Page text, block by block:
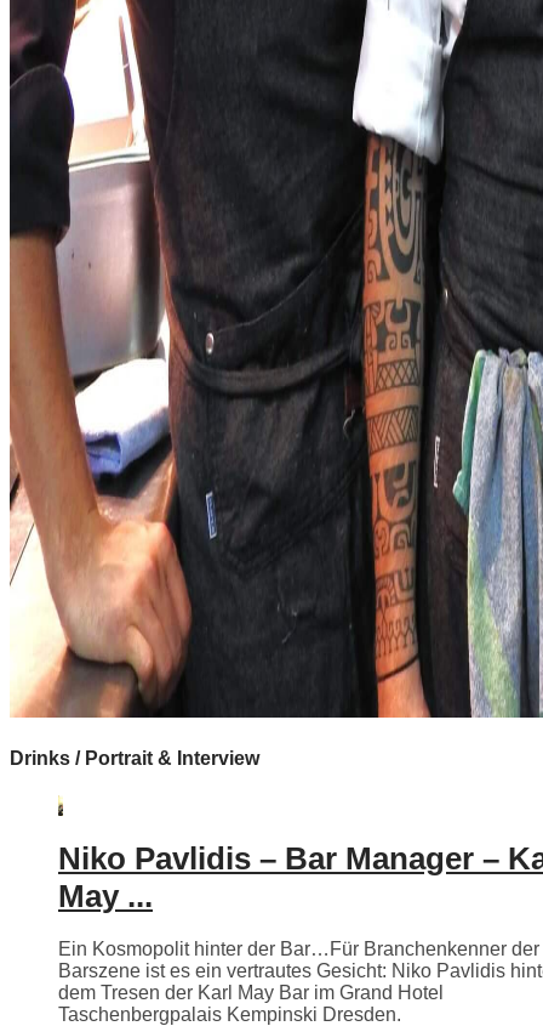
Drinks / Portrait & Interview
Niko Pavlidis – Bar Manager –
May ...
Ein Kosmopolit hinter der Bar…Für Branchenkenner der
Barszene ist es ein vertrautes Gesicht: Niko Pavlidis
dem Tresen der Karl May Bar im Grand Hotel
Taschenbergpalais Kempinski Dresden.